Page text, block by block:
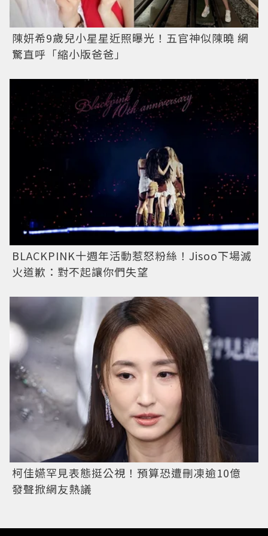
陳妍希9歲兒小星星近照曝光！五官神似陳曉 網
驚直呼「縮小版爸爸」
BLACKPINK十週年活動惹怒粉絲！Jisoo下場滅
火道歉：對不起讓你們失望
柯佳嬿罕見表態挺公視！預算恐遭刪凍逾10億
發聲掀網友熱議